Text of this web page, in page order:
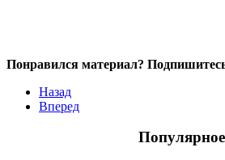
Понравился материал?
Назад
Вперед
Популярное